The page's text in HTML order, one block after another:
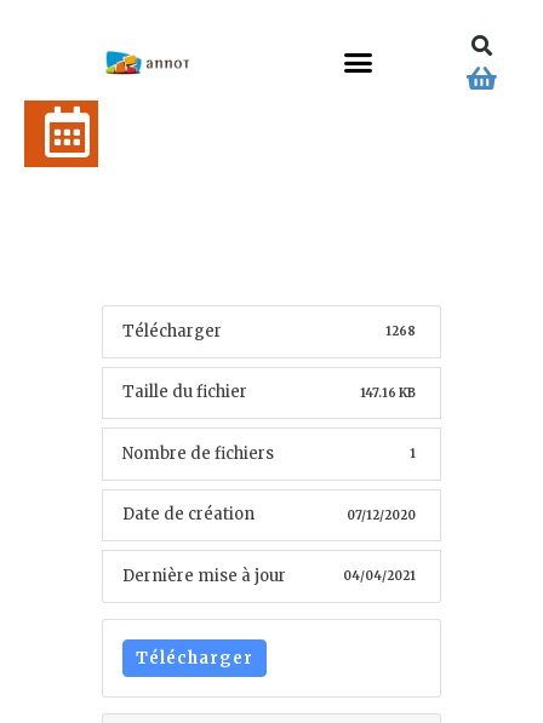
Télécharger 1268
Taille du fichier 147.16 KB
Nombre de fichiers 1
Date de création 07/12/2020
Dernière mise à jour 04/04/2021
Télécharger